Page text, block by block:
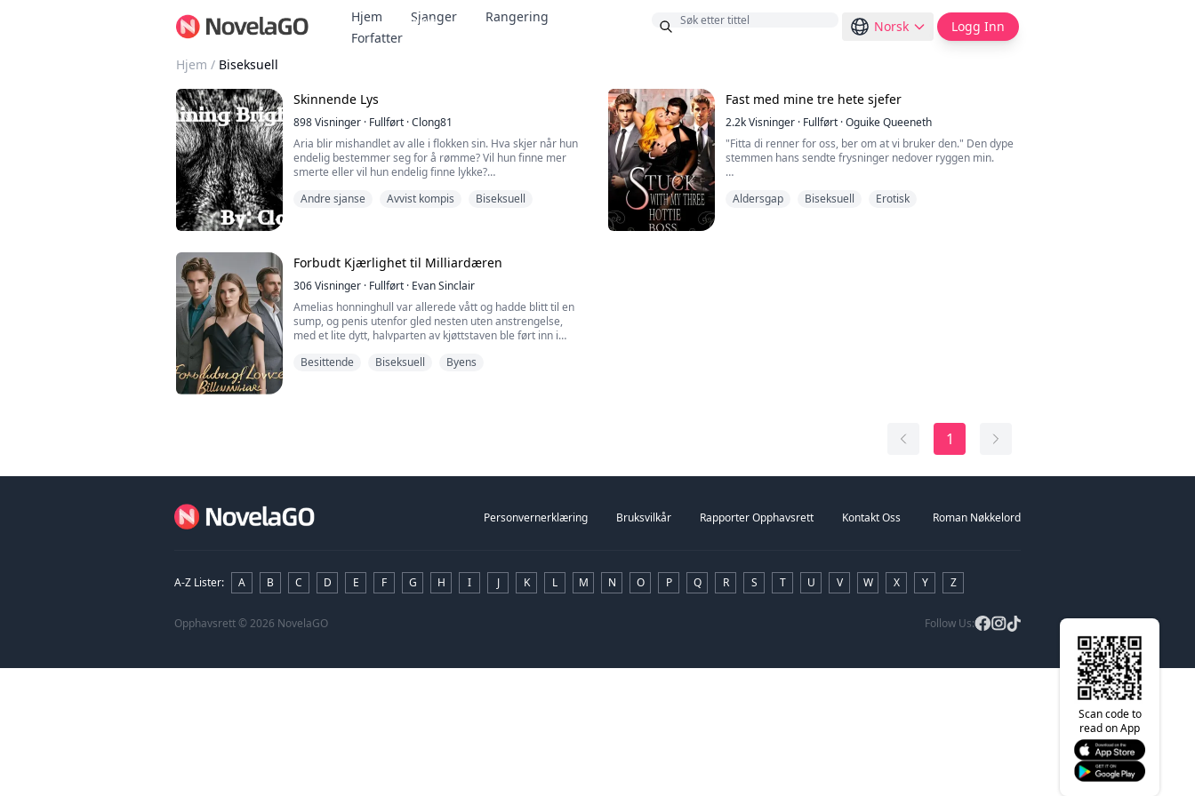
Hjem Sjanger
Rangering
Forfatter
Bonus Norsk Logg Inn
Hjem / Biseksuell
Skinnende Lys
898Visninger · Fullført ·Clong81
Aria blir mishandlet av alle i flokken sin. Hva skjer når hun
endelig bestemmer seg for å rømme? Vil hun finne mer
smerte eller vil hun endelig finne lykke?
Damien er arvingen til Alfaen, han vil finne sin make og
Begge har en hemmelighet de har holdt skjult. Hva skjer
når de endelig forteller hverandre? Vil det bringe ...
Andre sjanse Avvist kompis Biseksuell
Fast med mine tre hete sjefer
2.2kVisninger · Fullført ·Oguike Queeneth
"Fitta di renner for oss, ber om at vi bruker den." Den dype
stemmen hans sendte frysninger nedover ryggen min.
lengter etter?"
Aldersgap Biseksuell Erotisk
Forbudt Kjærlighet til Milliardæren
306Visninger · Fullført · Evan Sinclair
Amelias honninghull var allerede vått og hadde blitt til en
sump, og penis utenfor gled nesten uten anstrengelse,
med et lite dytt, halvparten av kjøttstaven ble ført inn i
Besittende Biseksuell Byens
1
Personvernerklæring Bruksvilkår Rapporter Opphavsrett Kontakt Oss Roman Nøkkelord
A-Z Lister: A B C D E F G H I J K L M N O P Q R S T U V W X Y Z
Opphavsrett© 2026 NovelaGO Follow Us:
Scan code to
read on App